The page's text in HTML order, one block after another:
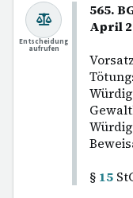
565.
April
§ 15
Entscheidung
aufrufen